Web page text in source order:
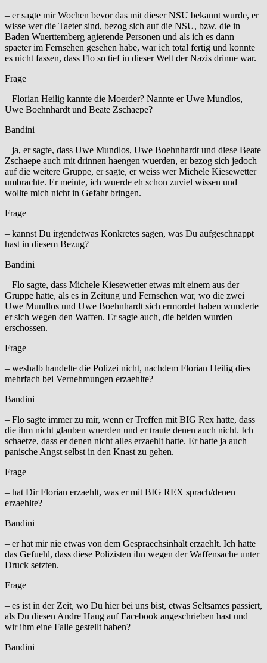
– er sagte mir Wochen bevor das mit dieser NSU bekannt wurde, er
wisse wer die Taeter sind, bezog sich auf die NSU, bzw. die in
Baden Wuerttemberg agierende Personen und als ich es dann
spaeter im Fernsehen gesehen habe, war ich total fertig und konnte
es nicht fassen, dass Flo so tief in dieser Welt der Nazis drinne war.
Frage
– Florian Heilig kannte die Moerder? Nannte er Uwe Mundlos,
Uwe Boehnhardt und Beate Zschaepe?
Bandini
– ja, er sagte, dass Uwe Mundlos, Uwe Boehnhardt und diese Beate
Zschaepe auch mit drinnen haengen wuerden, er bezog sich jedoch
auf die weitere Gruppe, er sagte, er weiss wer Michele Kiesewetter
umbrachte. Er meinte, ich wuerde eh schon zuviel wissen und
wollte mich nicht in Gefahr bringen.
Frage
– kannst Du irgendetwas Konkretes sagen, was Du aufgeschnappt
hast in diesem Bezug?
Bandini
– Flo sagte, dass Michele Kiesewetter etwas mit einem aus der
Gruppe hatte, als es in Zeitung und Fernsehen war, wo die zwei
Uwe Mundlos und Uwe Boehnhardt sich ermordet haben wunderte
er sich wegen den Waffen. Er sagte auch, die beiden wurden
erschossen.
Frage
– weshalb handelte die Polizei nicht, nachdem Florian Heilig dies
mehrfach bei Vernehmungen erzaehlte?
Bandini
– Flo sagte immer zu mir, wenn er Treffen mit BIG Rex hatte, dass
die ihm nicht glauben wuerden und er traute denen auch nicht. Ich
schaetze, dass er denen nicht alles erzaehlt hatte. Er hatte ja auch
panische Angst selbst in den Knast zu gehen.
Frage
– hat Dir Florian erzaehlt, was er mit BIG REX sprach/denen
erzaehlte?
Bandini
– er hat mir nie etwas von dem Gespraechsinhalt erzaehlt. Ich hatte
das Gefuehl, dass diese Polizisten ihn wegen der Waffensache unter
Druck setzten.
Frage
– es ist in der Zeit, wo Du hier bei uns bist, etwas Seltsames passiert,
als Du diesen Andre Haug auf Facebook angeschrieben hast und
wir ihm eine Falle gestellt haben?
Bandini